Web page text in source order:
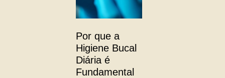
Por que a
Higiene Bucal
Diária é
Fundamental